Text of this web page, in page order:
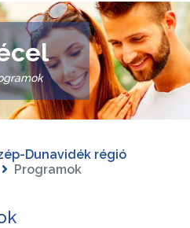
Dunavidék régió
Programok